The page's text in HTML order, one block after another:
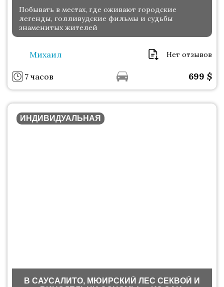
Побывать в местах, где оживают городские
легенды, голливудские фильмы и судьбы
знаменитых жителей
Михаил Нет отзывов
7 часов 699 $
ИНДИВИДУАЛЬНАЯ
В САУСАЛИТО, МЮИРСКИЙ ЛЕС СЕКВОЙ И